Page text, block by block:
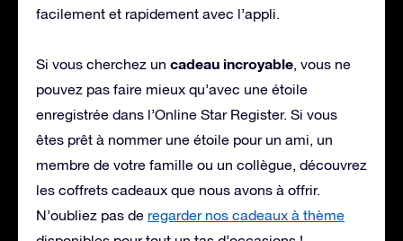
facilement et rapidement avec l’appli.
Si vous cherchez un cadeau incroyable, vous ne
pouvez pas faire mieux qu’avec une étoile
enregistrée dans l’Online Star Register. Si vous
êtes prêt à nommer une étoile pour un ami, un
membre de votre famille ou un collègue, découvrez
les coffrets cadeaux que nous avons à offrir.
N’oubliez pas de regarder nos cadeaux à thème